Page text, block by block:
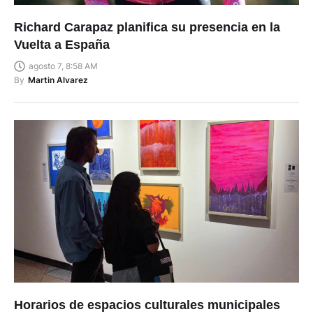
Richard Carapaz planifica su presencia en la
Vuelta a España
agosto 7, 8:58 AM
By Martin Alvarez
Horarios de espacios culturales municipales